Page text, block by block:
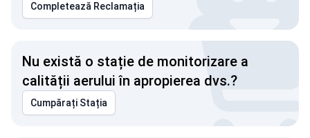
Completează Reclamația
Nu există o stație de monitorizare a
calității aerului în apropierea dvs.?
Cumpărați Stația